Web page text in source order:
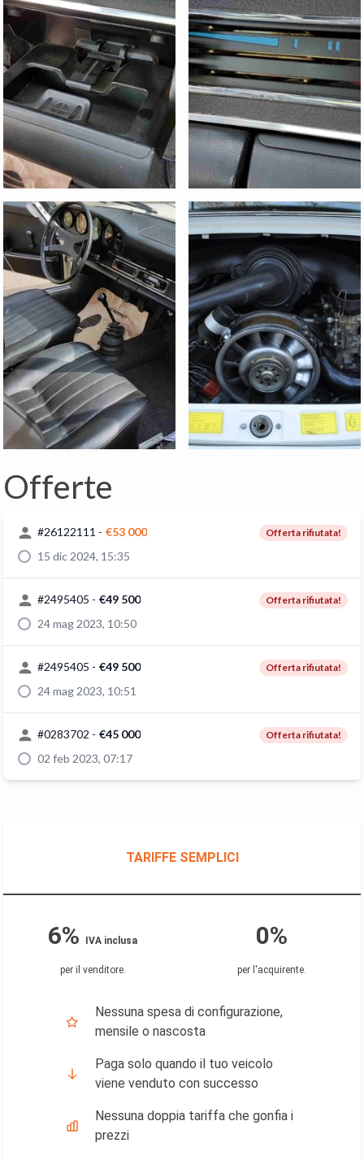
Offerte
#26122111 - €53 000 Offerta rifiutata!
15 dic 2024, 15:35
#2495405 - €49 500 Offerta rifiutata!
24 mag 2023, 10:50
#2495405 - €49 500 Offerta rifiutata!
24 mag 2023, 10:51
#0283702 - €45 000 Offerta rifiutata!
02 feb 2023, 07:17
TARIFFE SEMPLICI
6% IVA inclusa 0%
per il venditore. per l'acquirente.
Nessuna spesa di configurazione,
mensile o nascosta
Paga solo quando il tuo veicolo
viene venduto con successo
Nessuna doppia tariffa che gonfia i
prezzi